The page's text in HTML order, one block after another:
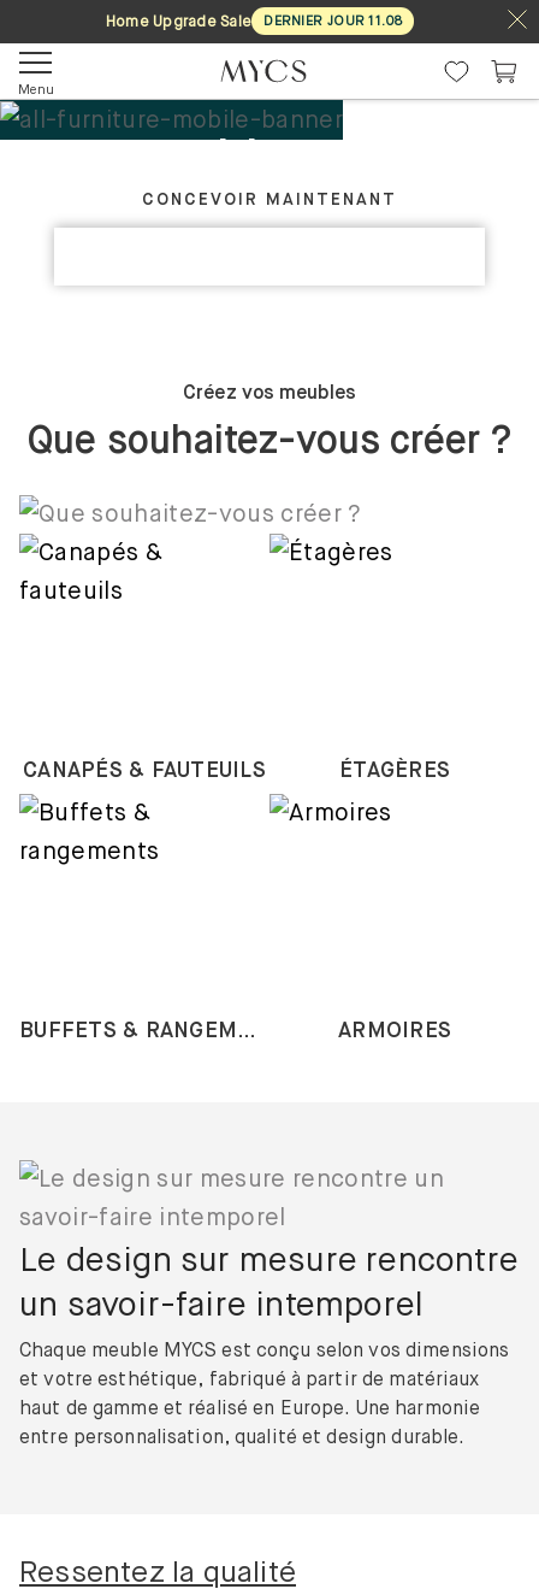
Home Upgrade Sale DERNIER JOUR 11.08
Menu
Tes meubles. Ton
design.CONCEVOIR MAINTENANT
Créez vos meubles
Que souhaitez-vous créer ?
CANAPÉS & FAUTEUILS ÉTAGÈRES
BUFFETS & RANGEMENTS ARMOIRES
Le design sur mesure rencontre
un savoir-faire intemporel
Chaque meuble MYCS est conçu selon vos dimensions
et votre esthétique, fabriqué à partir de matériaux
haut de gamme et réalisé en Europe. Une harmonie
entre personnalisation, qualité et design durable.
Ressentez la qualité